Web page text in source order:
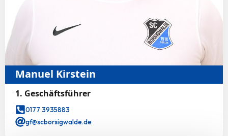
Manuel Kirstein
1. Geschäftsführer
0177 3935883
gf@scborsigwalde.de